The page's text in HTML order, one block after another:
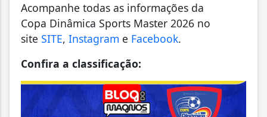
Acompanhe todas as informações da
Copa Dinâmica Sports Master 2026 no
site SITE, Instagram e Facebook.
Confira a classificação: